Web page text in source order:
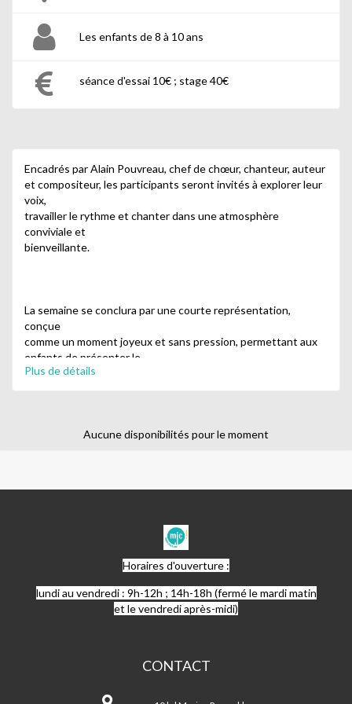
Les enfants de 8 à 10 ans
séance d'essai 10€ ; stage 40€
Encadrés par Alain Pouvreau, chef de chœur, chanteur, auteur
et compositeur, les participants seront invités à explorer leur
voix,
travailler le rythme et chanter dans une atmosphère
conviviale et
bienveillante.
La semaine se conclura par une courte représentation,
conçue
comme un moment joyeux et sans pression, permettant aux
enfants de présenter le
fruit de leur travail à leurs proches.
Plus de détails
Aucune disponibilités pour le moment
MJC
MARSEILLAN
Horaires d'ouverture :
lundi au vendredi : 9h-12h ; 14h-18h (fermé le mardi matin
et le vendredi après-midi)
CONTACT
Marseillan